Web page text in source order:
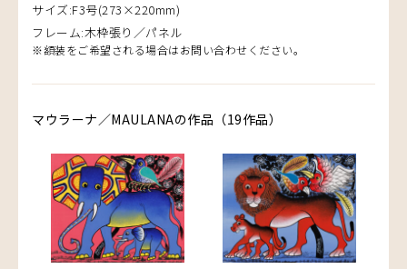
サイズ:F3号(273×220mm)
フレーム:木枠張り／パネル
※額装をご希望される場合はお問い合わせください。
マウラーナ／MAULANAの作品（19作品）